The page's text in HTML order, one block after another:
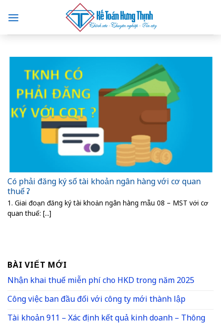
content
Có phải đăng ký số tài khoản ngân hàng với cơ quan
thuế ?
1. Giai đoạn đăng ký tài khoản ngân hàng mẫu 08 – MST với cơ
quan thuế: [...]
BÀI VIẾT MỚI
Nhận khai thuế miễn phí cho HKD trong năm 2025
Công việc ban đầu đối với công ty mới thành lập
Tài khoản 911 – Xác định kết quả kinh doanh – Thông